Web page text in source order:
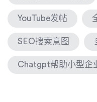
YouTube发帖
SEO搜索意图
Chatgpt帮助小型企